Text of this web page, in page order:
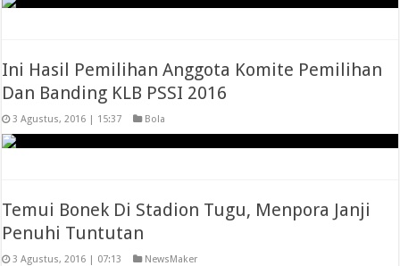
Ini Hasil Pemilihan Anggota Komite Pemilihan
Dan Banding KLB PSSI 2016
3 Agustus, 2016 | 15:37 Bola
Temui Bonek Di Stadion Tugu, Menpora Janji
Penuhi Tuntutan
3 Agustus, 2016 | 07:13 NewsMaker